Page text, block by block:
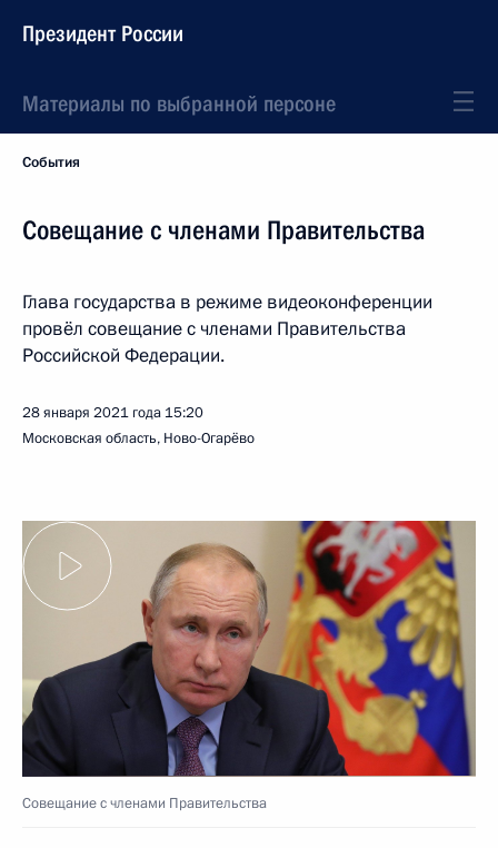
Президент России
Материалы по выбранной персоне
События
Совещание с членами Правительства
Глава государства в режиме видеоконференции
провёл совещание с членами Правительства
Российской Федерации.
28 января 2021 года 15:20
Московская область, Ново-Огарёво
Совещание с членами Правительства